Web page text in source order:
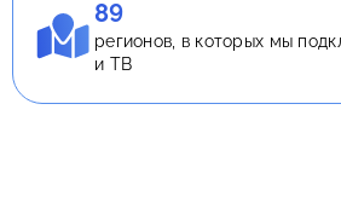
89
регионов, в которых мы
и ТВ